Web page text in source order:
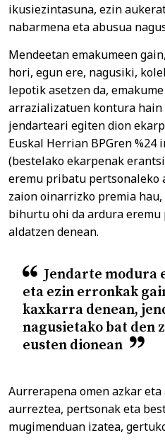
ikusiezintasuna, ezin
nabarmena eta abusua
Mendeetan emakumeen
hori, egun ere, nagusiki,
lepotik asetzen da,
arrazializatuen kontura hain
jendarteari egiten dion
Euskal Herrian BPGren
(bestelako ekarpenak
eremu pribatu pertsonaleko
zaion oinarrizko premia
bihurtu ohi da ardura
aldatzen denean.
Jendarte modura
eta ezin erronkak
kaxkarra denean,
nagusietako bat den
eusten dionean
Aurrerapena omen azkar
aurreztea, pertsonak eta
mugimenduan izatea,